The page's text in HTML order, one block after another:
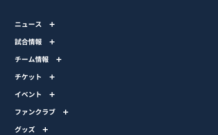
ニュース
試合情報
チーム情報
チケット
イベント
ファンクラブ
グッズ